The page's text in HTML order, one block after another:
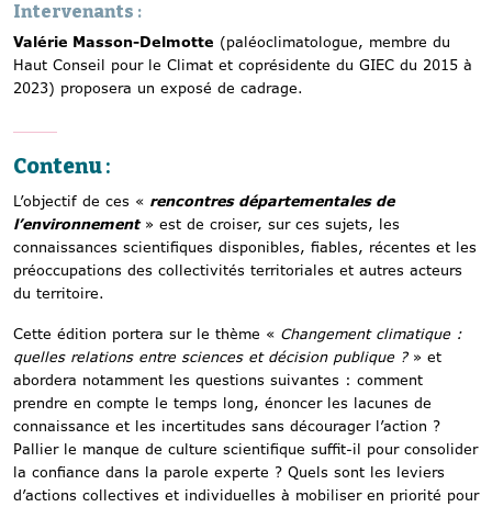
Intervenants :
Valérie Masson-Delmotte (paléoclimatologue, membre du
Haut Conseil pour le Climat et coprésidente du GIEC du 2015 à
2023) proposera un exposé de cadrage.
Contenu:
L’objectif de ces « rencontres départementales de
l’environnement» est de croiser, sur ces sujets, les
connaissances scientifiques disponibles, fiables, récentes et les
préoccupations des collectivités territoriales et autres acteurs
du territoire.
Cette édition portera sur le thème « Changement climatique :
quelles relations entre sciences et décision publique ?» et
abordera notamment les questions suivantes : comment
prendre en compte le temps long, énoncer les lacunes de
connaissance et les incertitudes sans décourager l’action ?
Pallier le manque de culture scientifique suffit-il pour consolider
la confiance dans la parole experte ? Quels sont les leviers
d’actions collectives et individuelles à mobiliser en priorité pour